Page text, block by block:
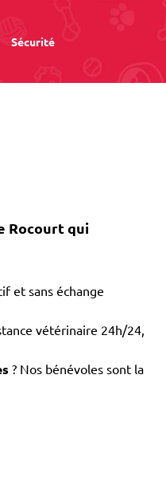
Sécurité
Rocourt qui
et sans échange
vétérinaire 24h/24,
? Nos bénévoles sont la